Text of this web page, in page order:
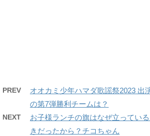
PREV
オオカミ少年ハマダ歌謡祭2023 出
の第7弾勝利チームは？
NEXT
お子様ランチの旗はなぜ立ってい
きだったから？チコちゃん